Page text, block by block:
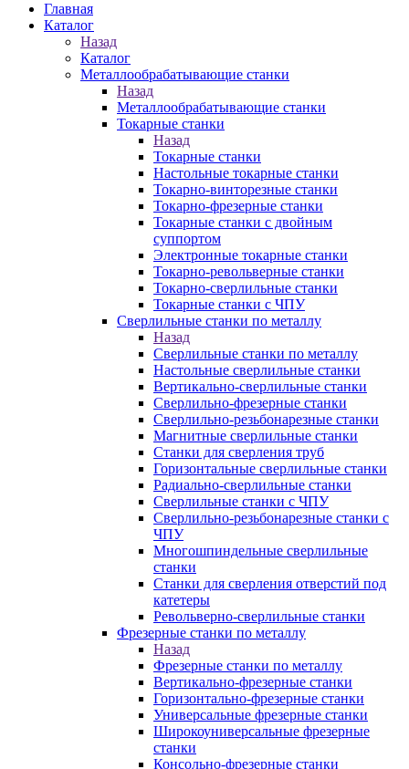
Главная
Каталог
Назад
Каталог
Металлообрабатывающие станки
Назад
Металлообрабатывающие станки
Токарные станки
Назад
Токарные станки
Настольные токарные станки
Токарно-винторезные станки
Токарно-фрезерные станки
Токарные станки с двойным
суппортом
Электронные токарные станки
Токарно-револьверные станки
Токарно-сверлильные станки
Токарные станки с ЧПУ
Сверлильные станки по металлу
Назад
Сверлильные станки по металлу
Настольные сверлильные станки
Вертикально-сверлильные станки
Сверлильно-фрезерные станки
Сверлильно-резьбонарезные станки
Магнитные сверлильные станки
Станки для сверления труб
Горизонтальные сверлильные станки
Радиально-сверлильные станки
Сверлильные станки с ЧПУ
Сверлильно-резьбонарезные станки с
ЧПУ
Многошпиндельные сверлильные
станки
Станки для сверления отверстий под
катетеры
Револьверно-сверлильные станки
Фрезерные станки по металлу
Назад
Фрезерные станки по металлу
Вертикально-фрезерные станки
Горизонтально-фрезерные станки
Универсальные фрезерные станки
Широкоуниверсальные фрезерные
станки
Консольно-фрезерные станки